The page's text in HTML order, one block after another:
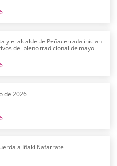
y el alcalde de Peñacerrada inician
del pleno tradicional de mayo
de 2026
a Iñaki Nafarrate